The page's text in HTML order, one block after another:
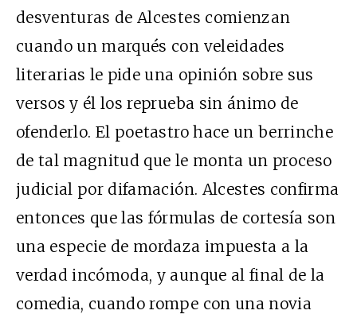
desventuras de Alcestes comienzan
cuando un marqués con veleidades
literarias le pide una opinión sobre sus
versos y él los reprueba sin ánimo de
ofenderlo. El poetastro hace un berrinche
de tal magnitud que le monta un proceso
judicial por difamación. Alcestes confirma
entonces que las fórmulas de cortesía son
una especie de mordaza impuesta a la
verdad incómoda, y aunque al final de la
comedia, cuando rompe con una novia